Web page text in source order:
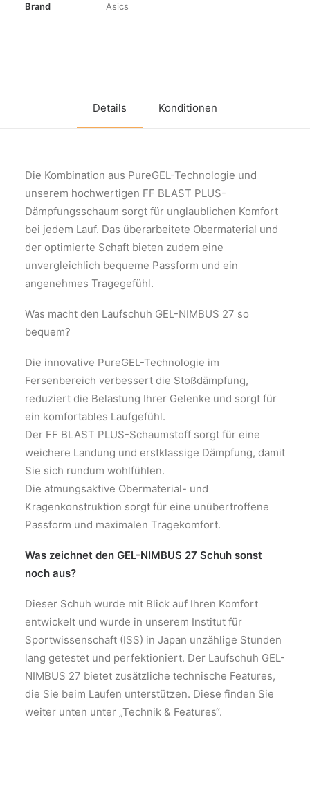
Brand
Asics
Details Konditionen
Die Kombination aus PureGEL-Technologie und
unserem hochwertigen FF BLAST PLUS-
Dämpfungsschaum sorgt für unglaublichen Komfort
bei jedem Lauf. Das überarbeitete Obermaterial und
der optimierte Schaft bieten zudem eine
unvergleichlich bequeme Passform und ein
angenehmes Tragegefühl.
Was macht den Laufschuh GEL-NIMBUS 27 so
bequem?
Die innovative PureGEL-Technologie im
Fersenbereich verbessert die Stoßdämpfung,
reduziert die Belastung Ihrer Gelenke und sorgt für
ein komfortables Laufgefühl.
Der FF BLAST PLUS-Schaumstoff sorgt für eine
weichere Landung und erstklassige Dämpfung, damit
Sie sich rundum wohlfühlen.
Die atmungsaktive Obermaterial- und
Kragenkonstruktion sorgt für eine unübertroffene
Passform und maximalen Tragekomfort.
Was zeichnet den GEL-NIMBUS 27 Schuh sonst
noch aus?
Dieser Schuh wurde mit Blick auf Ihren Komfort
entwickelt und wurde in unserem Institut für
Sportwissenschaft (ISS) in Japan unzählige Stunden
lang getestet und perfektioniert. Der Laufschuh GEL-
NIMBUS 27 bietet zusätzliche technische Features,
die Sie beim Laufen unterstützen. Diese finden Sie
weiter unten unter „Technik & Features“.